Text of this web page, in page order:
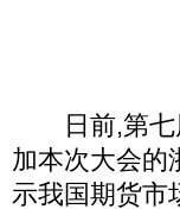
日前,第七届
加本次大会的
示我国期货市